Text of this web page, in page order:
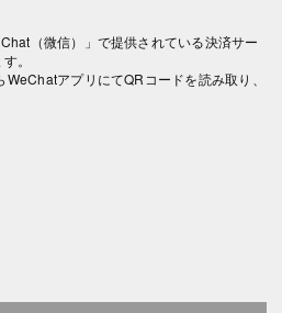
（微信）」で提供されている決済サー
。
アプリにてQRコードを読み取り、